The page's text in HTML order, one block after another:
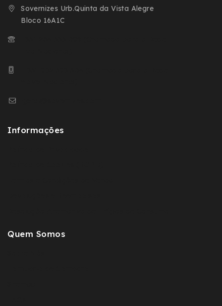
Sovernizes Urb.Quinta da Vista Alegre
Bloco 16A1C
Informações
Quem Somos